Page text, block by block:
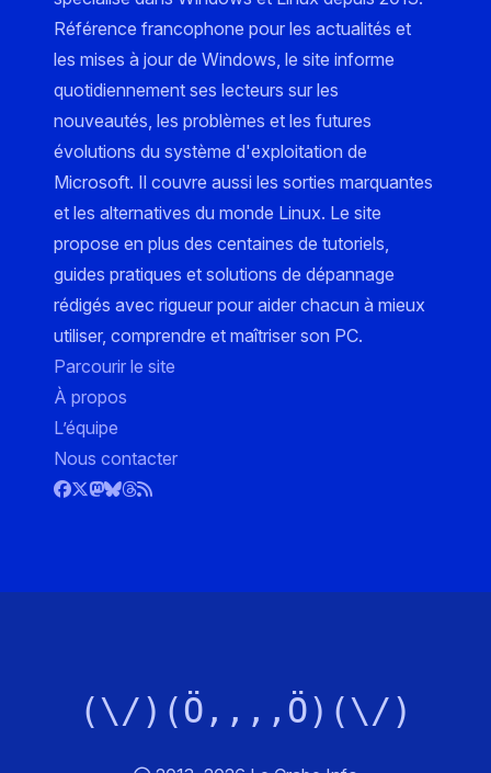
Référence francophone pour les actualités et
les mises à jour de Windows, le site informe
quotidiennement ses lecteurs sur les
nouveautés, les problèmes et les futures
évolutions du système d'exploitation de
Microsoft. Il couvre aussi les sorties marquantes
et les alternatives du monde Linux. Le site
propose en plus des centaines de tutoriels,
guides pratiques et solutions de dépannage
rédigés avec rigueur pour aider chacun à mieux
utiliser, comprendre et maîtriser son PC.
Parcourir le site
À propos
L’équipe
Nous contacter
(\/)(Ö,,,,Ö)(\/)